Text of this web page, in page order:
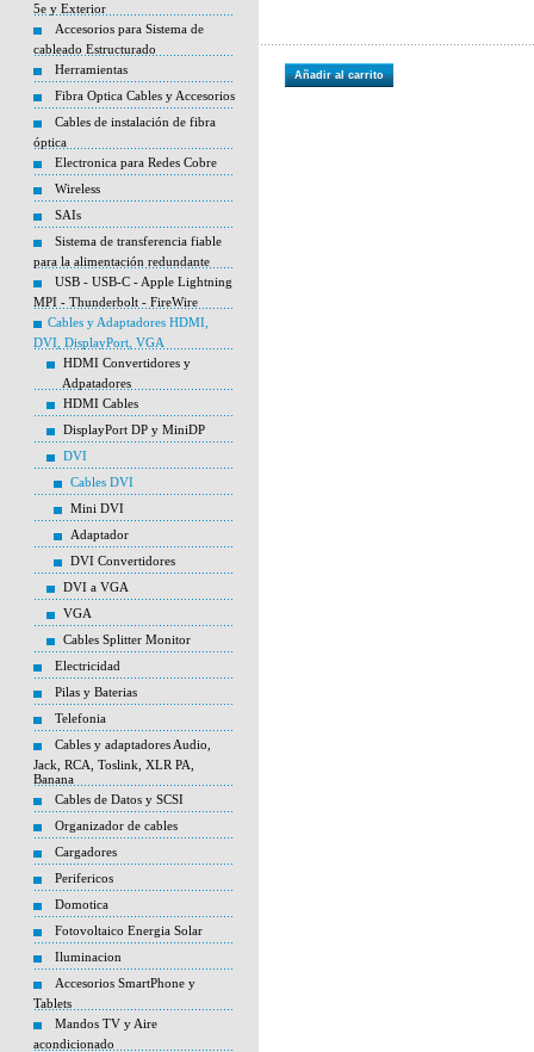
5e y Exterior
Accesorios para Sistema de
cableado Estructurado
Herramientas
Fibra Optica Cables y Accesorios
Cables de instalación de fibra
óptica
Electronica para Redes Cobre
Wireless
SAIs
Sistema de transferencia fiable
para la alimentación redundante
USB - USB-C - Apple Lightning
MPI - Thunderbolt - FireWire
Cables y Adaptadores HDMI,
DVI, DisplayPort, VGA
HDMI Convertidores y
Adpatadores
HDMI Cables
DisplayPort DP y MiniDP
DVI
Cables DVI
Mini DVI
Adaptador
DVI Convertidores
DVI a VGA
VGA
Cables Splitter Monitor
Electricidad
Pilas y Baterias
Telefonia
Cables y adaptadores Audio,
Jack, RCA, Toslink, XLR PA,
Banana
Cables de Datos y SCSI
Organizador de cables
Cargadores
Perifericos
Domotica
Fotovoltaico Energia Solar
Iluminacion
Accesorios SmartPhone y
Tablets
Mandos TV y Aire
acondicionado
Añadir al carrito